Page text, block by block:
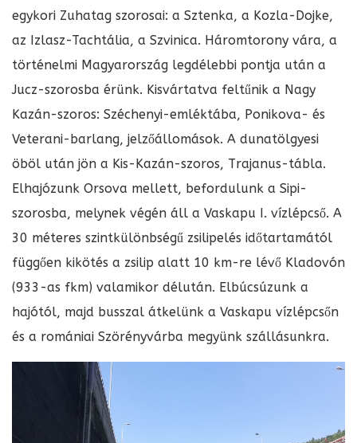
egykori Zuhatag szorosai: a Sztenka, a Kozla-Dojke,
az Izlasz-Tachtália, a Szvinica. Háromtorony vára, a
történelmi Magyarország legdélebbi pontja után a
Jucz-szorosba érünk. Kisvártatva feltűnik a Nagy
Kazán-szoros: Széchenyi-emléktába, Ponikova- és
Veterani-barlang, jelzőállomások. A dunatölgyesi
öböl után jön a Kis-Kazán-szoros, Trajanus-tábla.
Elhajózunk Orsova mellett, befordulunk a Sipi-
szorosba, melynek végén áll a Vaskapu I. vízlépcső. A
30 méteres szintkülönbségű zsilipelés időtartamától
függően kikötés a zsilip alatt 10 km-re lévő Kladovón
(933-as fkm) valamikor délután. Elbúcsúzunk a
hajótól, majd busszal átkelünk a Vaskapu vízlépcsőn
és a romániai Szörényvárba megyünk szállásunkra.